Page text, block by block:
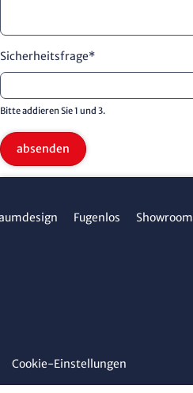
Sicherheitsfrage*
Bitte addieren Sie 1 und 3.
absenden
Fugenlos Showroom
Cookie-Einstellungen